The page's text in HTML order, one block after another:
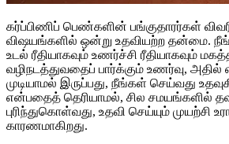
கர்ப்பிணிப் பெண்களின் பங்குதாரர்கள்
விஷயங்களில் ஒன்று உதவியற்ற தன்மை.
உடல் ரீதியாகவும் உணர்ச்சி ரீதியாகவும்
வழிநடத்துவதைப் பார்க்கும் உணர்வு, அதில்
முடியாமல் இருப்பது, நீங்கள் செய்வது
என்பதைத் தெரியாமல், சில சமயங்களில்
புரிந்துகொள்வது, உதவி செய்யும் முயற்சி
காரணமாகிறது.